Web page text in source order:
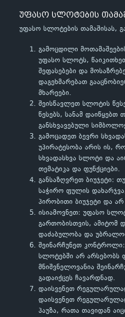
უფასო სლოტების
უფასო სლოტების თამაშისას,
გამოცდილი
უფასო სლოტს,
შეფასებები და
დაგეხმარებათ
მხარეები.
შეისწავლეთ სლოტის
წესებს, სანამ დაიწყებთ
განსხვავებული
გამოცადეთ ბევრი
უპირატესობა არის ის,
სხვადასხვა სლოტი და
თემატიკა და ფუნქციები.
განსაზღვრეთ ბიუჯეტი:
საჭირო ფულის
პირობითი ბიუჯეტი და
ისიამოვნეთ: უფასო
გართობისთვის, ამიტომ
დაძაბულობა და
შეინარჩუნეთ
სლოტებში არ არსებობს
მნიშვნელოვანია
გადაიქცეს ჩავარდნად.
დაისვენეთ
დაისვენეთ
პაუზა, რათა თავიდან